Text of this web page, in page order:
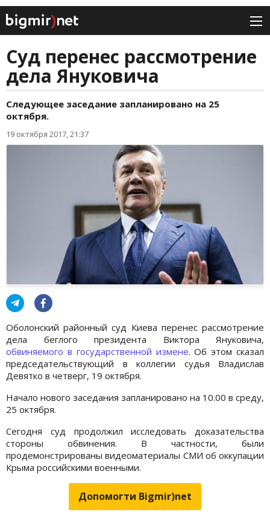
Суд перенес рассмотрение
дела Януковича
Следующее заседание запланировано на 25
октября.
19 октября 2017, 21:37
Оболонский районный суд Киева перенес рассмотрение
дела беглого президента Виктора Януковича,
обвиняемого в государственной измене. Об этом сказал
председательствующий в коллегии судья Владислав
Девятко в четверг, 19 октября.
Начало нового заседания запланировано на 10.00 в среду,
25 октября.
Сегодня суд продолжил исследовать доказательства
стороны обвинения. В частности, были
продемонстрированы видеоматериалы СМИ об оккупации
Крыма российскими военными.
Допомогти Bigmir)net